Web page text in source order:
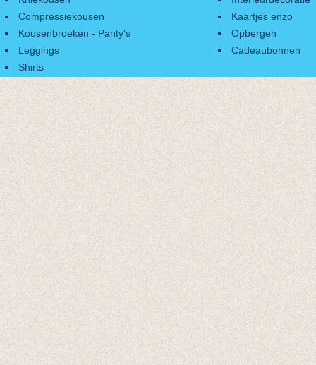
Compressiekousen
Kousenbroeken - Panty's
Leggings
Shirts
Kaartjes enzo
Opbergen
Cadeaubonnen